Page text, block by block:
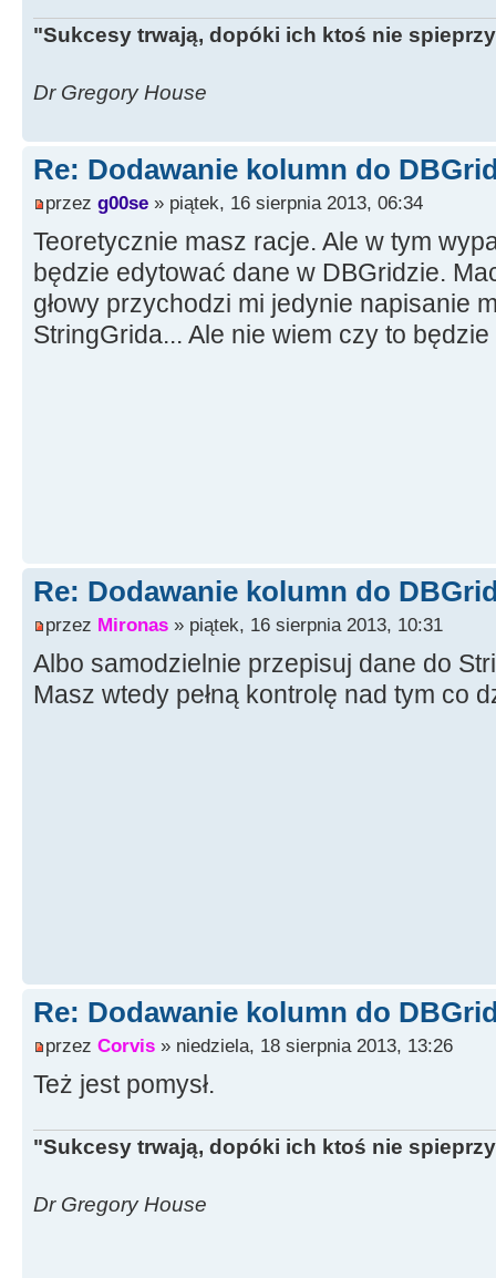
"Sukcesy trwają, dopóki ich ktoś nie
Dr Gregory House
Re: Dodawanie kolumn do
przez g00se » piątek, 16 sierpnia 2013, 06:34
Teoretycznie masz racje. Ale w tym
będzie edytować dane w DBGridzie.
głowy przychodzi mi jedynie napisanie
StringGrida... Ale nie wiem czy to
Re: Dodawanie kolumn do
przez Mironas » piątek, 16 sierpnia 2013, 10:31
Albo samodzielnie przepisuj dane do
Masz wtedy pełną kontrolę nad tym co
Re: Dodawanie kolumn do
przez Corvis » niedziela, 18 sierpnia 2013, 13:26
Też jest pomysł.
"Sukcesy trwają, dopóki ich ktoś nie
Dr Gregory House